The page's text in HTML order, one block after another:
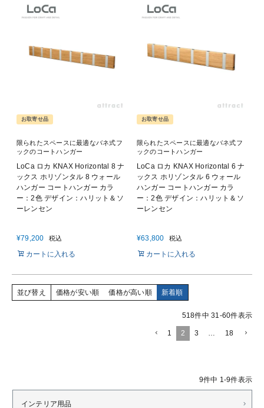
お取寄せ品
限られたスペースに最適なバネ式フ
ックのコートハンガー
LoCa ロカ KNAX Horizontal 8 ナ
ックス ホリゾンタル 8 ウォール
ハンガー コートハンガー カラ
ー：2色 デザイン：ハリット＆ソ
ーレンセン
¥79,200 税込
カートに入れる
お取寄せ品
限られたスペースに最適なバネ式フ
ックのコートハンガー
LoCa ロカ KNAX Horizontal 6 ナ
ックス ホリゾンタル 6 ウォール
ハンガー コートハンガー カラ
ー：2色 デザイン：ハリット＆ソ
ーレンセン
¥63,800 税込
カートに入れる
並び替え 価格が安い順 価格が高い順 新着順
518件中 31-60件表示
1 2 3 … 18
9件中 1 -9件表示
インテリア用品